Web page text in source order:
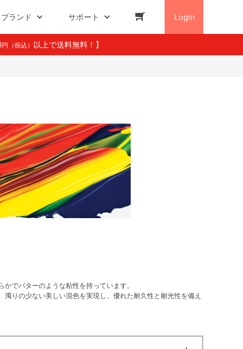
ブランド サポート Login
円（税込） 以上で送料無料！】
でバターのような粘性を持っています。
りの少ない美しい混色を実現し、優れた耐久性と耐光性を備え